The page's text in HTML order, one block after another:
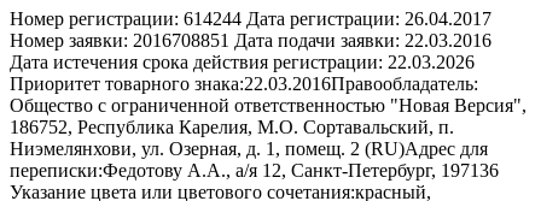
Номер регистрации: 614244 Дата регистрации: 26.04.2017
Номер заявки: 2016708851 Дата подачи заявки: 22.03.2016
Дата истечения срока действия регистрации: 22.03.2026
Приоритет товарного знака:22.03.2016Правообладатель:
Общество с ограниченной ответственностью "Новая Версия",
186752, Республика Карелия, М.О. Сортавальский, п.
Ниэмелянхови, ул. Озерная, д. 1, помещ. 2 (RU)Адрес для
переписки:Федотову А.А., а/я 12, Санкт-Петербург, 197136
Указание цвета или цветового сочетания:красный,